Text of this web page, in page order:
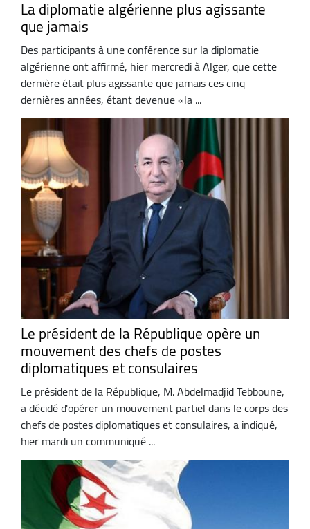
La diplomatie algérienne plus agissante
que jamais
Des participants à une conférence sur la diplomatie
algérienne ont affirmé, hier mercredi à Alger, que cette
dernière était plus agissante que jamais ces cinq
dernières années, étant devenue «la ...
Le président de la République opère un
mouvement des chefs de postes
diplomatiques et consulaires
Le président de la République, M. Abdelmadjid Tebboune,
a décidé d'opérer un mouvement partiel dans le corps des
chefs de postes diplomatiques et consulaires, a indiqué,
hier mardi un communiqué ...